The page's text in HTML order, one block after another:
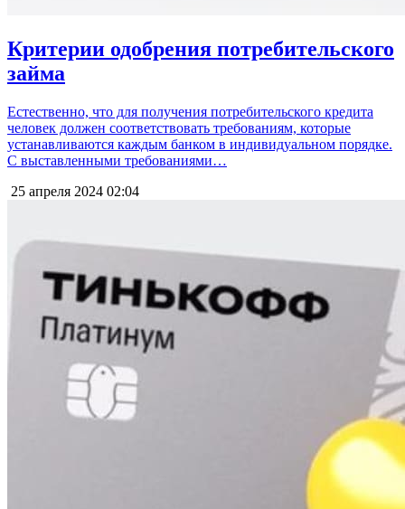
Критерии одобрения потребительского
займа
Естественно, что для получения потребительского кредита
человек должен соответствовать требованиям, которые
устанавливаются каждым банком в индивидуальном порядке.
С выставленными требованиями…
25 апреля 2024 02:04